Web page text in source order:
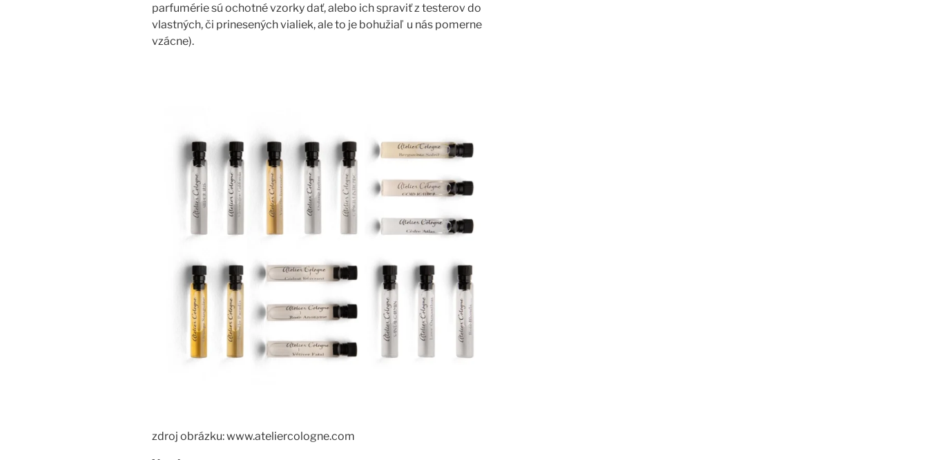
parfumérie sú ochotné vzorky dať, alebo ich spraviť z testerov do
vlastných, či prinesených vialiek, ale to je bohužiaľ u nás pomerne
vzácne).
zdroj obrázku: www.ateliercologne.com